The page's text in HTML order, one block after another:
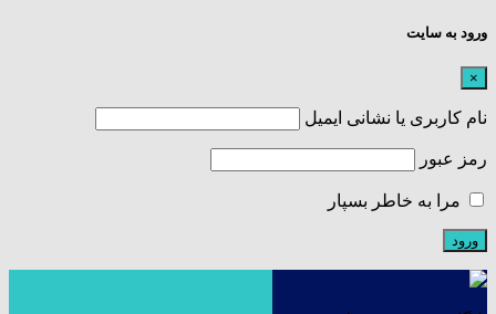
ورود به سایت
×
نام کاربری یا نشانی ایمیل
رمز عبور
مرا به خاطر بسپار